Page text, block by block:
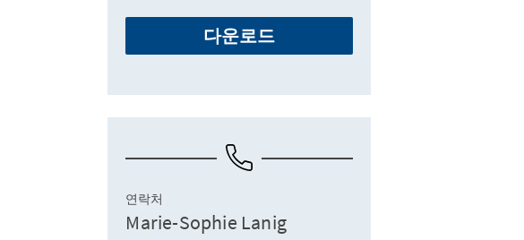
다운로드
연락처
Marie-Sophie Lanig